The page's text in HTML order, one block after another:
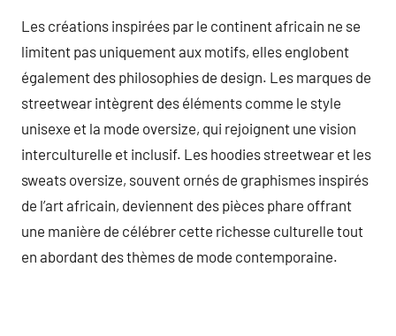
Les créations inspirées par le continent africain ne se
limitent pas uniquement aux motifs, elles englobent
également des philosophies de design. Les marques de
streetwear intègrent des éléments comme le style
unisexe et la mode oversize, qui rejoignent une vision
interculturelle et inclusif. Les hoodies streetwear et les
sweats oversize, souvent ornés de graphismes inspirés
de l’art africain, deviennent des pièces phare offrant
une manière de célébrer cette richesse culturelle tout
en abordant des thèmes de mode contemporaine.